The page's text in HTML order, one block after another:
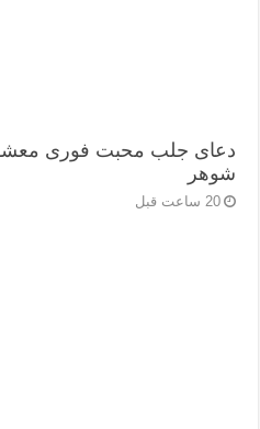
دعای جلب محبت فوری
شوهر
20 ساعت قبل